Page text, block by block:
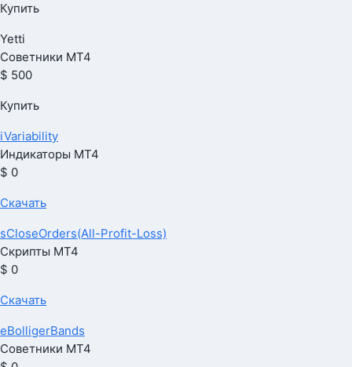
Купить
Yetti
Советники МТ4
$ 500
Купить
iVariability
Индикаторы МТ4
$ 0
Скачать
sCloseOrders(All-Profit-Loss)
Скрипты МТ4
$ 0
Скачать
eBolligerBands
Советники МТ4